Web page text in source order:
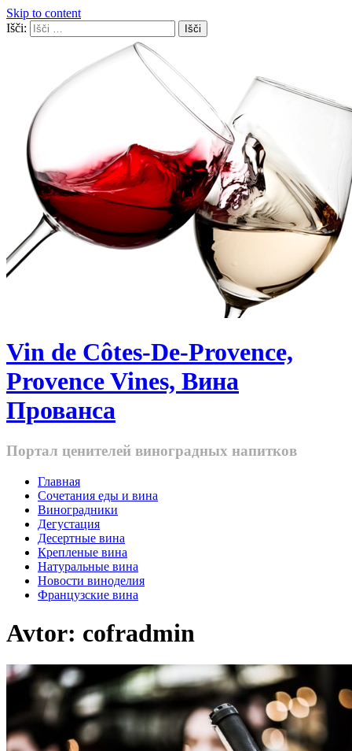
Skip to content
Išči:
Vin de Côtes-De-Provence,
Provence Vines, Вина
Прованса
Портал ценителей виноградных напитков
Главная
Cочетания еды и вина
Виноградники
Дегустация
Десертные вина
Крепленые вина
Натуральные вина
Новости виноделия
Французские вина
Avtor: cofradmin